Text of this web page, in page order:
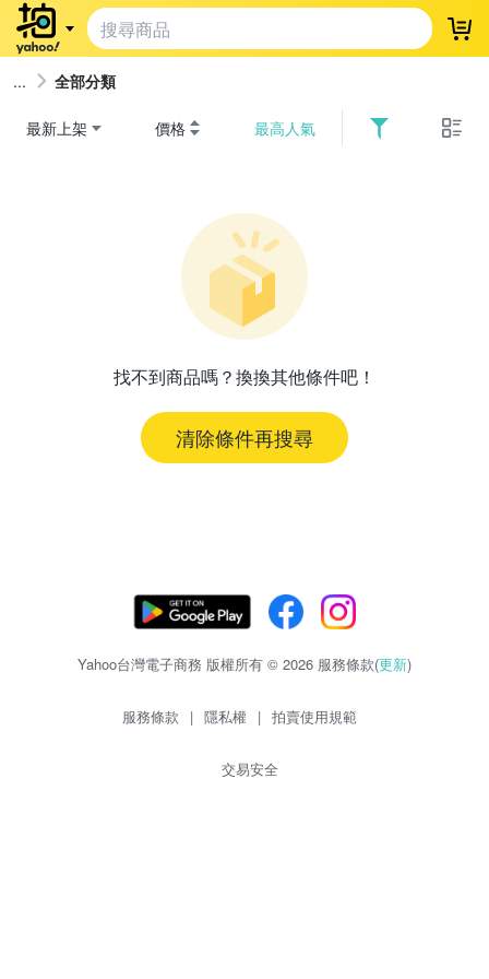
登
全部分類
最新上架 價格 最高人氣
找不到商品嗎？換換其他條件吧！
清除條件再搜尋
Yahoo台灣電子商務 版權所有 © 2026 服務條款(更新)
服務條款 | 隱私權 | 拍賣使用規範
交易安全